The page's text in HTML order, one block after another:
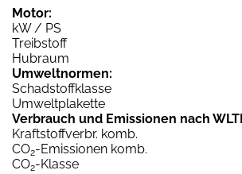
Motor:
kW / PS
Treibstoff
Hubraum
Umweltnormen:
Schadstoffklasse
Umweltplakette
Verbrauch und Emissionen nach
Kraftstoffverbr. komb.
CO2-Emissionen komb.
CO2-Klasse